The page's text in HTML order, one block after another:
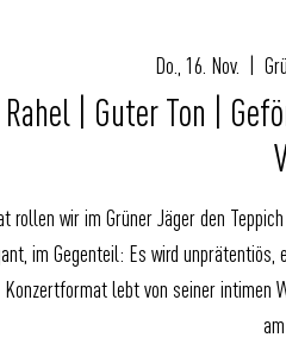
Do., 16. Nov.
Rahel | Guter Ton |
rollen wir im Grüner Jäger den
im Gegenteil: Es wird unprätentiös,
Konzertformat lebt von seiner intimen